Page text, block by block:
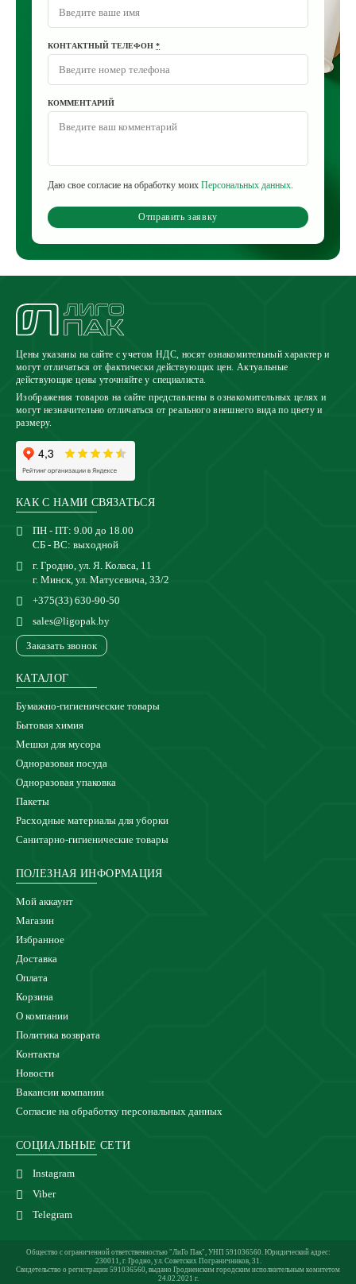
КОНТАКТНЫЙ ТЕЛЕФОН *
КОММЕНТАРИЙ
Даю свое согласие на обработку моих Персональных данных.
Отправить заявку
Цены указаны на сайте с учетом НДС, носят ознакомительный характер и
могут отличаться от фактически действующих цен. Актуальные
действующие цены уточняйте у специалиста.
Изображения товаров на сайте представлены в ознакомительных целях и
могут незначительно отличаться от реального внешнего вида по цвету и
размеру.
КАК С НАМИ СВЯЗАТЬСЯ
ПН - ПТ: 9.00 до 18.00
СБ - ВС: выходной
г. Гродно, ул. Я. Коласа, 11
г. Минск, ул. Матусевича, 33/2
+375(33) 630-90-50
sales@ligopak.by
Заказать звонок
КАТАЛОГ
Бумажно-гигиенические товары
Бытовая химия
Мешки для мусора
Одноразовая посуда
Одноразовая упаковка
Пакеты
Расходные материалы для уборки
Санитарно-гигиенические товары
ПОЛЕЗНАЯ ИНФОРМАЦИЯ
Мой аккаунт
Магазин
Избранное
Доставка
Оплата
Корзина
О компании
Политика возврата
Контакты
Новости
Вакансии компании
Согласие на обработку персональных данных
СОЦИАЛЬНЫЕ СЕТИ
Instagram
Viber
Telegram
Общество с ограниченной ответственностью "ЛиГо Пак", УНП 591036560. Юридический адрес:
230011, г. Гродно, ул. Советских Пограничников, 31.
Свидетельство о регистрации 591036560, выдано Гродненским городским исполнительным комитетом
24.02.2021 г.